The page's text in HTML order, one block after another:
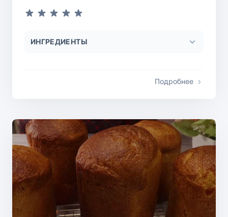
ИНГРЕДИЕНТЫ
Подробнее